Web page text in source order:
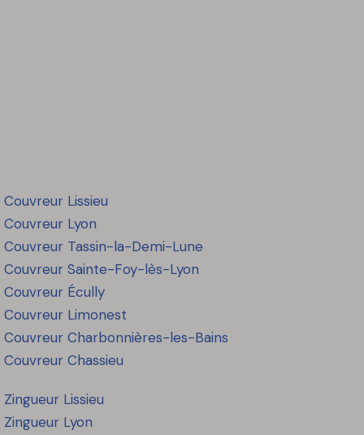
Couvreur Lissieu
Couvreur Lyon
Couvreur Tassin-la-Demi-Lune
Couvreur Sainte-Foy-lès-Lyon
Couvreur Écully
Couvreur Limonest
Couvreur Charbonnières-les-Bains
Couvreur Chassieu
Zingueur Lissieu
Zingueur Lyon